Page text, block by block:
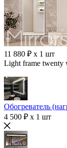
11 880 ₽ x 1 шт
Light frame twenty
Обогреватель
4 500 ₽ x 1 шт